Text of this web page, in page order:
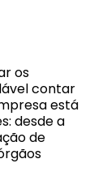
os
contar
está
desde a
de